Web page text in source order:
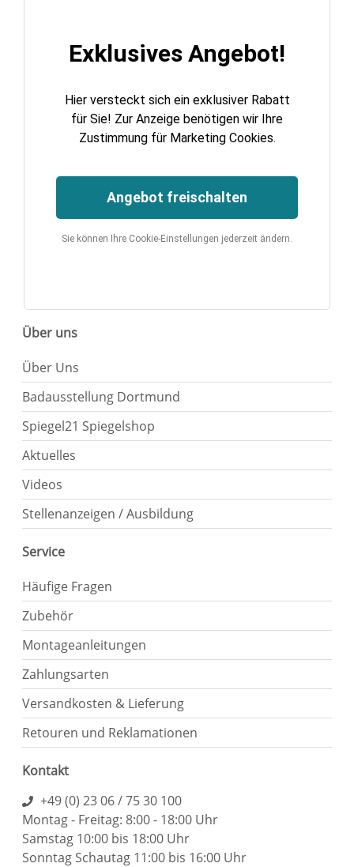
Exklusives Angebot!
Hier versteckt sich ein exklusiver Rabatt
für Sie! Zur Anzeige benötigen wir Ihre
Zustimmung für Marketing Cookies.
Angebot freischalten
Sie können Ihre Cookie-Einstellungen jederzeit ändern.
Über uns
Über Uns
Badausstellung Dortmund
Spiegel21 Spiegelshop
Aktuelles
Videos
Stellenanzeigen / Ausbildung
Service
Häufige Fragen
Zubehör
Montageanleitungen
Zahlungsarten
Versandkosten & Lieferung
Retouren und Reklamationen
Kontakt
+49 (0) 23 06 / 75 30 100
Montag - Freitag: 8:00 - 18:00 Uhr
Samstag 10:00 bis 18:00 Uhr
Sonntag Schautag 11:00 bis 16:00 Uhr